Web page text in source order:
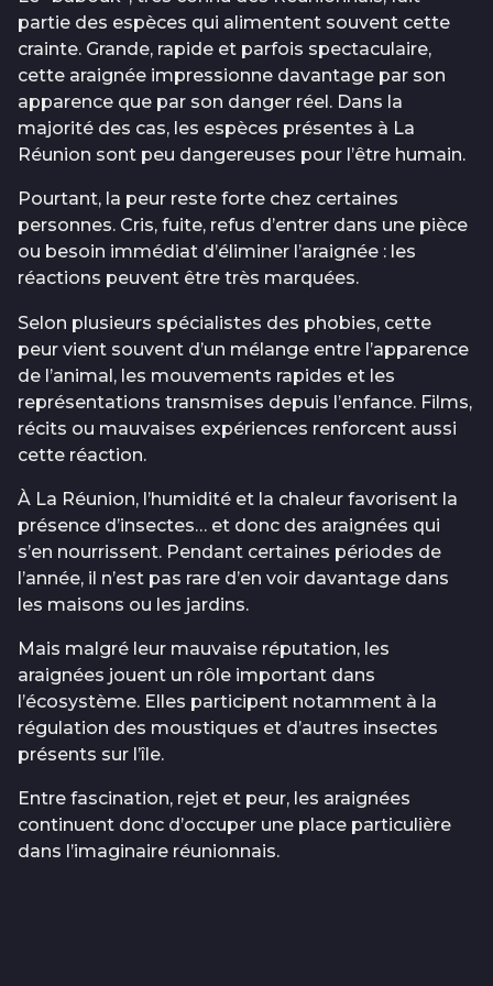
partie des espèces qui alimentent souvent cette
crainte. Grande, rapide et parfois spectaculaire,
cette araignée impressionne davantage par son
apparence que par son danger réel. Dans la
majorité des cas, les espèces présentes à La
Réunion sont peu dangereuses pour l’être humain.
Pourtant, la peur reste forte chez certaines
personnes. Cris, fuite, refus d’entrer dans une pièce
ou besoin immédiat d’éliminer l’araignée : les
réactions peuvent être très marquées.
Selon plusieurs spécialistes des phobies, cette
peur vient souvent d’un mélange entre l’apparence
de l’animal, les mouvements rapides et les
représentations transmises depuis l’enfance. Films,
récits ou mauvaises expériences renforcent aussi
cette réaction.
À La Réunion, l’humidité et la chaleur favorisent la
présence d’insectes… et donc des araignées qui
s’en nourrissent. Pendant certaines périodes de
l’année, il n’est pas rare d’en voir davantage dans
les maisons ou les jardins.
Mais malgré leur mauvaise réputation, les
araignées jouent un rôle important dans
l’écosystème. Elles participent notamment à la
régulation des moustiques et d’autres insectes
présents sur l’île.
Entre fascination, rejet et peur, les araignées
continuent donc d’occuper une place particulière
dans l’imaginaire réunionnais.